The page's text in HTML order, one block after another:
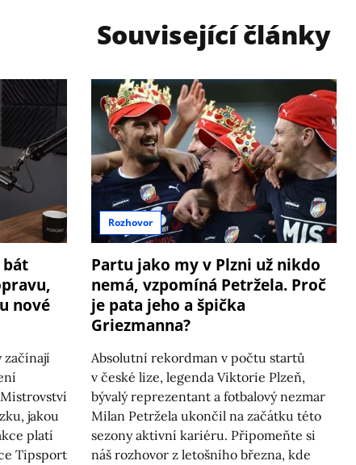
Související články
bát
nové
začínají
jakou
platí
Tipsport
Rozhovor
Partu jako my v Plzni už nikdo
nemá, vzpomíná Petržela. Proč
je pata jeho a špička
Griezmanna?
Absolutní rekordman v počtu startů
v české lize, legenda Viktorie Plzeň,
bývalý reprezentant a fotbalový nezmar
Milan Petržela ukončil na začátku této
sezony aktivní kariéru. Připomeňte si
náš rozhovor z letošního března, kde